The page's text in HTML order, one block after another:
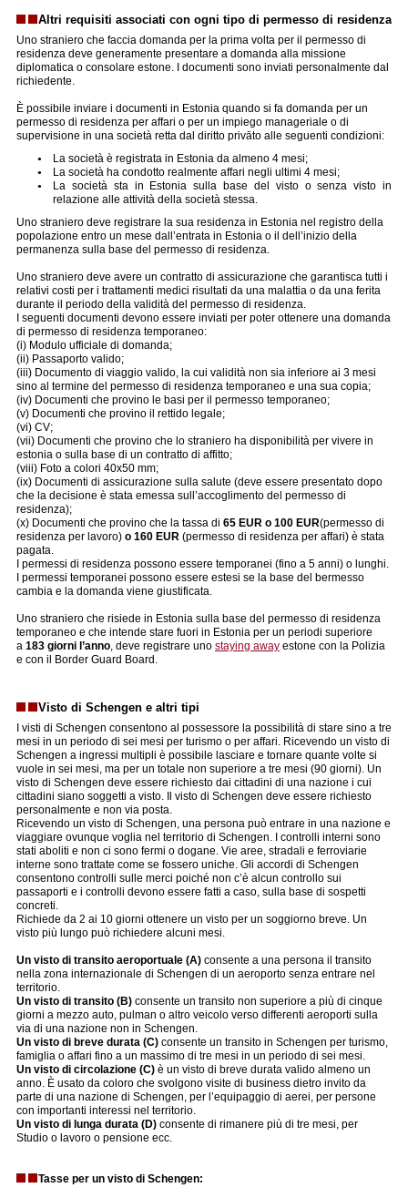
Altri requisiti associati con ogni tipo di permesso di residenza
Uno straniero che faccia domanda per la prima volta per il permesso di
residenza deve generamente presentare a domanda alla missione
diplomatica o consolare estone. I documenti sono inviati personalmente dal
richiedente.
È possibile inviare i documenti in Estonia quando si fa domanda per un
permesso di residenza per affari o per un impiego manageriale o di
supervisione in una società retta dal diritto privāto alle seguenti condizioni:
La società è registrata in Estonia da almeno 4 mesi;
La società ha condotto realmente affari negli ultimi 4 mesi;
La società sta in Estonia sulla base del visto o senza visto in
relazione alle attività della società stessa.
Uno straniero deve registrare la sua residenza in Estonia nel registro della
popolazione entro un mese dall’entrata in Estonia o il dell’inizio della
permanenza sulla base del permesso di residenza.
Uno straniero deve avere un contratto di assicurazione che garantisca tutti i
relativi costi per i trattamenti medici risultati da una malattia o da una ferita
durante il periodo della validità del permesso di residenza.
I seguenti documenti devono essere inviati per poter ottenere una domanda
di permesso di residenza temporaneo:
(i) Modulo ufficiale di domanda;
(ii) Passaporto valido;
(iii) Documento di viaggio valido, la cui validità non sia inferiore ai 3 mesi
sino al termine del permesso di residenza temporaneo e una sua copia;
(iv) Documenti che provino le basi per il permesso temporaneo;
(v) Documenti che provino il rettido legale;
(vi) CV;
(vii) Documenti che provino che lo straniero ha disponibilità per vivere in
estonia o sulla base di un contratto di affitto;
(viii) Foto a colori 40x50 mm;
(ix) Documenti di assicurazione sulla salute (deve essere presentato dopo
che la decisione è stata emessa sull’accoglimento del permesso di
residenza);
(x) Documenti che provino che la tassa di 65 EUR o 100 EUR(permesso di
residenza per lavoro) o 160 EUR (permesso di residenza per affari) è stata
pagata.
I permessi di residenza possono essere temporanei (fino a 5 anni) o lunghi.
I permessi temporanei possono essere estesi se la base del bermesso
cambia e la domanda viene giustificata.
Uno straniero che risiede in Estonia sulla base del permesso di residenza
temporaneo e che intende stare fuori in Estonia per un periodi superiore
a 183 giorni l’anno , deve registrare uno staying away estone con la Polizia
e con il Border Guard Board.
Visto di Schengen e altri tipi
I visti di Schengen consentono al possessore la possibilità di stare sino a tre
mesi in un periodo di sei mesi per turismo o per affari. Ricevendo un visto di
Schengen a ingressi multipli è possibile lasciare e tornare quante volte si
vuole in sei mesi, ma per un totale non superiore a tre mesi (90 giorni). Un
visto di Schengen deve essere richiesto dai cittadini di una nazione i cui
cittadini siano soggetti a visto. Il visto di Schengen deve essere richiesto
personalmente e non via posta.
Ricevendo un visto di Schengen, una persona può entrare in una nazione e
viaggiare ovunque voglia nel territorio di Schengen. I controlli interni sono
stati aboliti e non ci sono fermi o dogane. Vie aree, stradali e ferroviarie
interne sono trattate come se fossero uniche. Gli accordi di Schengen
consentono controlli sulle merci poiché non c’è alcun controllo sui
passaporti e i controlli devono essere fatti a caso, sulla base di sospetti
concreti.
Richiede da 2 ai 10 giorni ottenere un visto per un soggiorno breve. Un
visto più lungo può richiedere alcuni mesi.
Un visto di transito aeroportuale (A) consente a una persona il transito
nella zona internazionale di Schengen di un aeroporto senza entrare nel
territorio.
Un visto di transito (B) consente un transito non superiore a più di cinque
giorni a mezzo auto, pulman o altro veicolo verso differenti aeroporti sulla
via di una nazione non in Schengen.
Un visto di breve durata (C) consente un transito in Schengen per turismo,
famiglia o affari fino a un massimo di tre mesi in un periodo di sei mesi.
Un visto di circolazione (C) è un visto di breve durata valido almeno un
anno. È usato da coloro che svolgono visite di business dietro invito da
parte di una nazione di Schengen, per l’equipaggio di aerei, per persone
con importanti interessi nel territorio.
Un visto di lunga durata (D) consente di rimanere più di tre mesi, per
Studio o lavoro o pensione ecc.
Tasse per un visto di Schengen: